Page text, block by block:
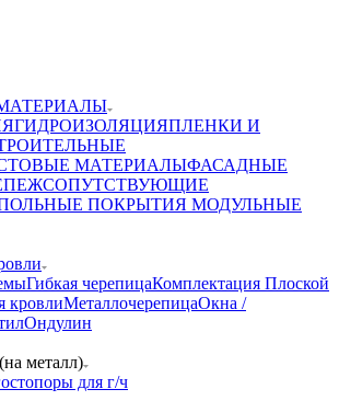
ГИДРОИЗОЛЯЦИЯПЛЕНКИ И
МАТЕРИАЛЫФАСАДНЫЕ
СОПУТСТВУЮЩИЕ
ПОКРЫТИЯ МОДУЛЬНЫЕ
Гибкая черепицаКомплектация Плоской
кровлиМеталлочерепицаОкна /
Ондулин
металл)
для г/ч